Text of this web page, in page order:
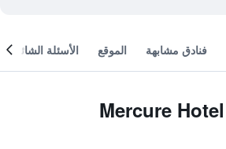
فنادق مشابهة الموقع الأسئلة الشائعة
أفضل صفقات Mercure Hotel